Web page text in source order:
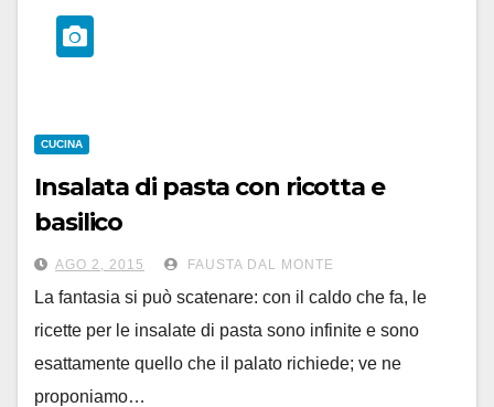
CUCINA
Insalata di pasta con ricotta e
basilico
AGO 2, 2015 FAUSTA DAL MONTE
La fantasia si può scatenare: con il caldo che fa, le
ricette per le insalate di pasta sono infinite e sono
esattamente quello che il palato richiede; ve ne
proponiamo…